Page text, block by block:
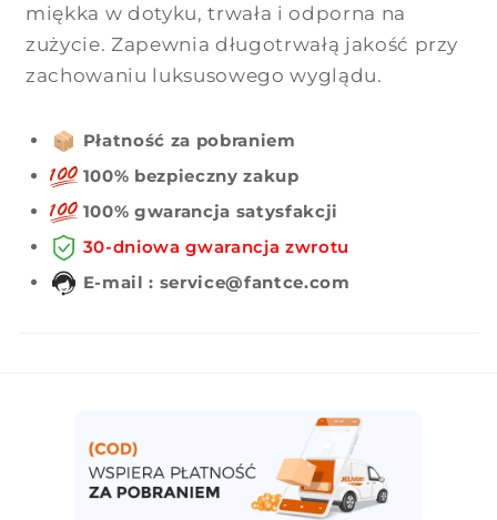
miękka w dotyku, trwała i odporna na
zużycie. Zapewnia długotrwałą jakość przy
zachowaniu luksusowego wyglądu.
Płatność za pobraniem
100% bezpieczny zakup
100% gwarancja satysfakcji
30-dniowa gwarancja zwrotu
E-mail : service@fantce.com